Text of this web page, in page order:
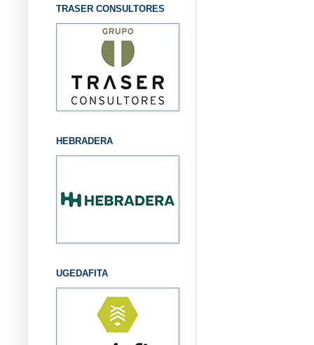
TRASER CONSULTORES
HEBRADERA
UGEDAFITA